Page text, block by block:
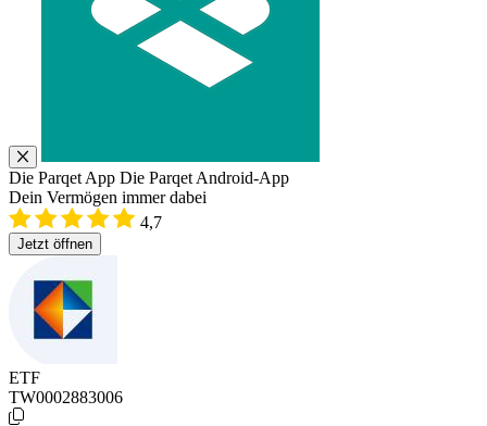
Die Parqet App Die Parqet Android-App
Dein Vermögen immer dabei
4,7
Jetzt öffnen
ETF
TW0002883006